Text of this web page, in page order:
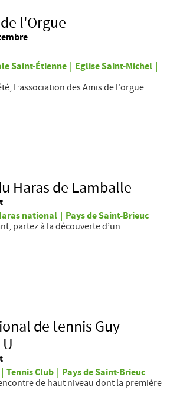
l'Orgue
Saint-Étienne Eglise Saint-Michel
L’association des Amis de l'orgue
Haras de Lamballe
national
Pays de Saint-Brieuc
partez à la découverte d’un
de tennis Guy
Tennis Club
Pays de Saint-Brieuc
de haut niveau dont la première